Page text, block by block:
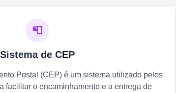
📮
Sistema de CEP
Postal (CEP) é um sistema utilizado pelos
facilitar o encaminhamento e a entrega de